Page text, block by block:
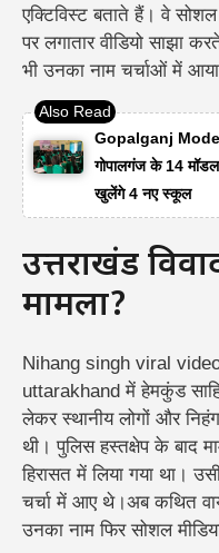
एक्टिविस्ट बताते हैं। वे सोशल
पर लगातार वीडियो साझा
भी उनका नाम चर्चाओं में
Gopalganj
गोपालगंज के 14
खुलेंगे 4 नए स्कूल
उत्तराखंड
मामला?
Nihang singh viral
uttarakhand में हेमकुंड साहिब
लेकर स्थानीय लोगों और
थी। पुलिस हस्तक्षेप के बाद
हिरासत में लिया गया था।
चर्चा में आए थे।अब कथित
उनका नाम फिर सोशल